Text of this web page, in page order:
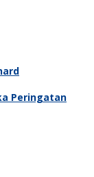
Peringatan